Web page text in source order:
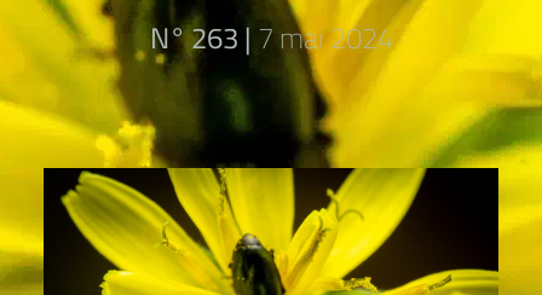
N° 263 | 7 mai 2024